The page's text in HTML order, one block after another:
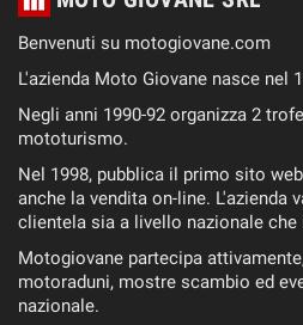
Benvenuti su motogiovane.com
L'azienda Moto Giovane nasce nel
Negli anni 1990-92 organizza 2
mototurismo.
Nel 1998, pubblica il primo sito
anche la vendita on-line. L'azienda
clientela sia a livello nazionale che
Motogiovane partecipa
motoraduni, mostre scambio ed
nazionale.